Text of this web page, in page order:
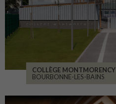
COLLÈGE MONTMORENCY
BOURBONNE-LES-BAINS